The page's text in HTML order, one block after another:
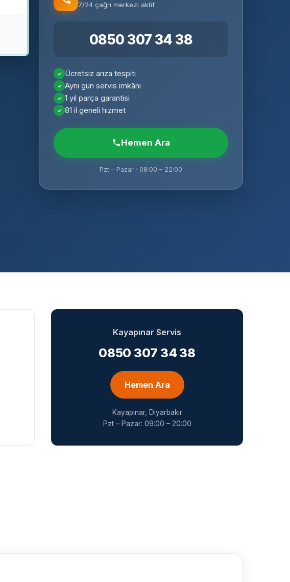
7/24 çağrı merkezi aktif
0850 307 34 38
Ücretsiz arıza tespiti
Aynı gün servis imkânı
1 yıl parça garantisi
81 il geneli hizmet
Hemen Ara
Pzt – Pazar · 08:00 – 22:00
Kayapınar Servis
0850 307 34 38
Hemen Ara
Kayapınar, Diyarbakır
Pzt – Pazar: 09:00 – 20:00